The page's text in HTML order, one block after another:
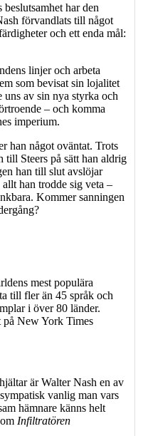
har den
förvandlats till något
och ett enda mål:
linjer och arbeta
som bevisat sin lojalitet
uns av sin nya styrka och
– och komma
imperium.
han något oväntat. Trots
till Steers på sätt han aldrig
han till slut avslöjar
han trodde sig veta –
Kommer sanningen
mest populära
till fler än 45 språk och
i över 80 länder.
på New York Times
är Walter Nash en av
vanlig man vars
hämnare känns helt
Infiltratören